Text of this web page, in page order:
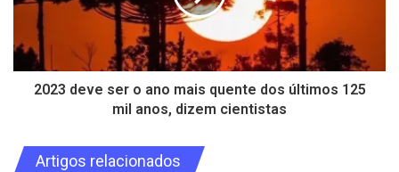
2023 deve ser o ano mais quente dos últimos 125
mil anos, dizem cientistas
Artigos relacionados